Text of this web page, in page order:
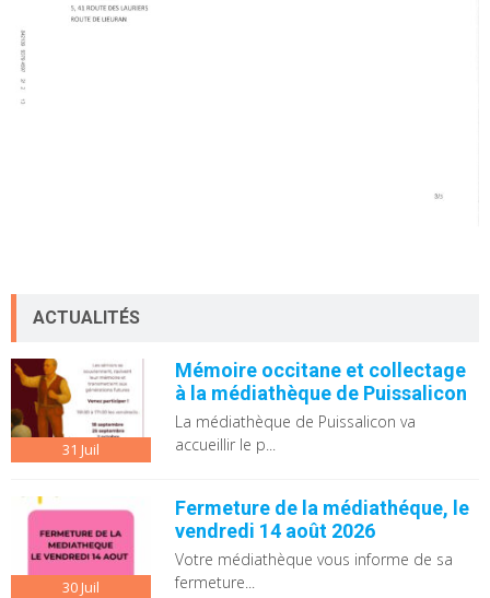
ACTUALITÉS
31 Juil
Mémoire occitane et collectage
à la médiathèque de Puissalicon
La médiathèque de Puissalicon va
accueillir le p...
30Juil
Fermeture de la médiathéque, le
vendredi 14 août 2026
Votre médiathèque vous informe de sa
fermeture...